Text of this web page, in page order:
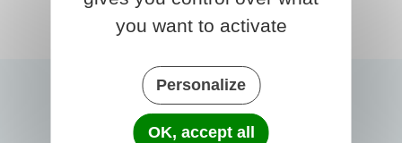
you want to activate
Personalize
OK, accept all